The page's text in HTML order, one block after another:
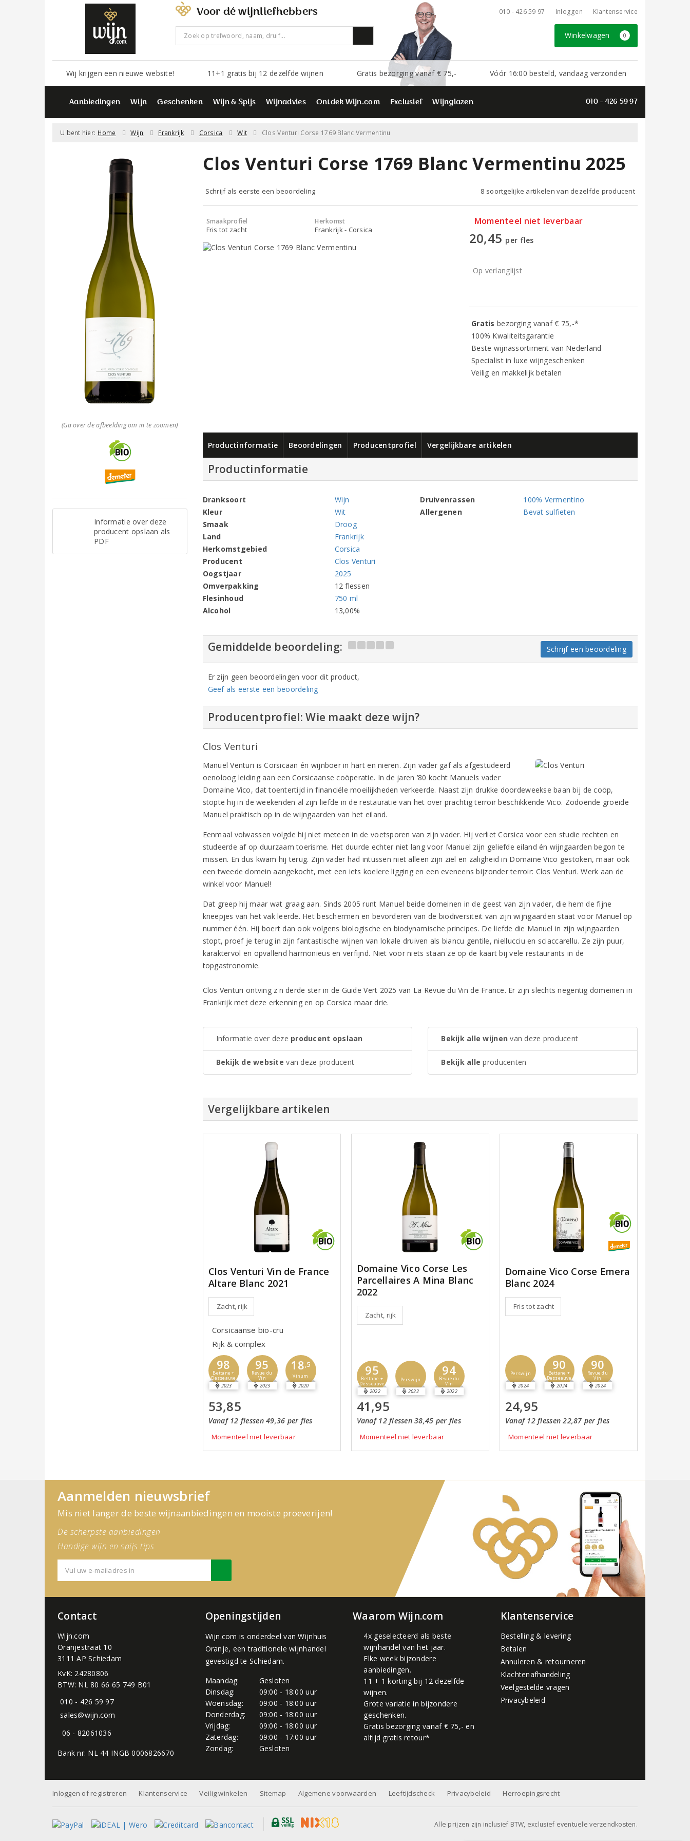
Voor dé wijnliefhebbers 010 - 426 59 97 Inloggen Klantenservice
Winkelwagen 0
Wij krijgen een nieuwe website! 11+1 gratis bij 12 dezelfde wijnen Gratis bezorging vanaf € 75,- Vóór 16:00 besteld, vandaag verzonden
Aanbiedingen Wijn Geschenken Wijn & Spijs Wijnadvies Ontdek Wijn.com Exclusief Wijnglazen 010 - 426 59 97
U bent hier: Home Wijn Frankrijk Corsica Wit Clos Venturi Corse 1769 Blanc Vermentinu
(Ga over de afbeelding om in te zoomen)
Informatie over deze
producent opslaan als
PDF
Clos Venturi Corse 1769 Blanc Vermentinu 2025
Schrijf als eerste een beoordeling 8 soortgelijke artikelen van dezelfde producent
Smaakprofiel
Fris tot zacht
Herkomst
Frankrijk - Corsica
Momenteel niet leverbaar
20,45 per fles
Op verlanglijst
Gratisbezorging vanaf € 75,-*
100% Kwaliteitsgarantie
Beste wijnassortiment van Nederland
Specialist in luxe wijngeschenken
Veilig en makkelijk betalen
Productinformatie Beoordelingen Producentprofiel Vergelijkbare artikelen
Productinformatie
Dranksoort
Wijn
Kleur
Wit
Smaak
Droog
Land
Frankrijk
Herkomstgebied
Corsica
Producent
Clos Venturi
Oogstjaar
2025
Omverpakking
12 flessen
Flesinhoud
750 ml
Alcohol
13,00%
Druivenrassen
100% Vermentino
Allergenen
Bevat sulfieten
Gemiddelde beoordeling: Schrijf een beoordeling
Er zijn geen beoordelingen voor dit product,
Geef als eerste een beoordeling
Producentprofiel: Wie maakt deze wijn?
Clos Venturi
Manuel Venturi is Corsicaan én wijnboer in hart en nieren. Zijn vader gaf als afgestudeerd
oenoloog leiding aan een Corsicaanse coöperatie. In de jaren ’80 kocht Manuels vader
Domaine Vico, dat toentertijd in financiële moeilijkheden verkeerde. Naast zijn drukke doordeweekse baan bij de coöp,
stopte hij in de weekenden al zijn liefde in de restauratie van het over prachtig terroir beschikkende Vico. Zodoende groeide
Manuel praktisch op in de wijngaarden van het eiland.
Eenmaal volwassen volgde hij niet meteen in de voetsporen van zijn vader. Hij verliet Corsica voor een studie rechten en
studeerde af op duurzaam toerisme. Het duurde echter niet lang voor Manuel zijn geliefde eiland én wijngaarden begon te
missen. En dus kwam hij terug. Zijn vader had intussen niet alleen zijn ziel en zaligheid in Domaine Vico gestoken, maar ook
een tweede domein aangekocht, met een iets koelere ligging en een eveneens bijzonder terroir: Clos Venturi. Werk aan de
winkel voor Manuel!
Dat greep hij maar wat graag aan. Sinds 2005 runt Manuel beide domeinen in de geest van zijn vader, die hem de fijne
kneepjes van het vak leerde. Het beschermen en bevorderen van de biodiversiteit van zijn wijngaarden staat voor Manuel op
nummer één. Hij boert dan ook volgens biologische en biodynamische principes. De liefde die Manuel in zijn wijngaarden
stopt, proef je terug in zijn fantastische wijnen van lokale druiven als biancu gentile, niellucciu en sciaccarellu. Ze zijn puur,
karaktervol en opvallend harmonieus en verfijnd. Niet voor niets staan ze op de kaart bij vele restaurants in de
topgastronomie.
Clos Venturi ontving z'n derde ster in de Guide Vert 2025 van La Revue du Vin de France. Er zijn slechts negentig domeinen in
Frankrijk met deze erkenning en op Corsica maar drie.
Informatie over deze producent opslaan
Bekijk de website van deze producent
Bekijk alle wijnen van deze producent
Bekijk alle producenten
Vergelijkbare artikelen
Clos Venturi Vin de France
Altare Blanc 2021
Zacht, rijk
Corsicaanse bio-cru
Rijk & complex
98
Bettane +
Desseauve
2023
95
Revue du
Vin
2023
18,5
Vinum
2020
53,85
Vanaf 12 flessen 49,36 per fles
Momenteel niet leverbaar
Domaine Vico Corse Les
Parcellaires A Mina Blanc
2022
Zacht, rijk
95
Bettane +
Desseauve
2022
Perswijn
2022
94
Revue du
Vin
2022
41,95
Vanaf 12 flessen 38,45 per fles
Momenteel niet leverbaar
Domaine Vico Corse Emera
Blanc 2024
Fris tot zacht
Perswijn
2024
90
Bettane +
Desseauve
2024
90
Revue du
Vin
2024
24,95
Vanaf 12 flessen 22,87 per fles
Momenteel niet leverbaar
Aanmelden nieuwsbrief
Mis niet langer de beste wijnaanbiedingen en mooiste proeverijen!
De scherpste aanbiedingen
Handige wijn en spijs tips
Contact
Wijn.com
Oranjestraat 10
3111 AP Schiedam
KvK: 24280806
BTW: NL 80 66 65 749 B01
010 - 426 59 97
sales@wijn.com
06 - 82061036
Bank nr: NL 44 INGB 0006826670
Openingstijden
Wijn.com is onderdeel vanWijnhuis
Oranje, een traditionele wijnhandel
gevestigd te Schiedam.
Maandag:
Gesloten
Dinsdag:
09:00 - 18:00 uur
Woensdag:
09:00 - 18:00 uur
Donderdag:
09:00 - 18:00 uur
Vrijdag:
09:00 - 18:00 uur
Zaterdag:
09:00 - 17:00 uur
Zondag:
Gesloten
Waarom Wijn.com
4x geselecteerd als beste
wijnhandel van het jaar.
Elke week bijzondere
aanbiedingen.
11 + 1 korting bij 12 dezelfde
wijnen.
Grote variatie in bijzondere
geschenken.
Gratis bezorging vanaf € 75,- en
altijd gratis retour*
Klantenservice
Bestelling & levering
Betalen
Annuleren & retourneren
Klachtenafhandeling
Veelgestelde vragen
Privacybeleid
Inloggen of registreren Klantenservice Veilig winkelen Sitemap Algemene voorwaarden Leeftijdscheck Privacybeleid Herroepingsrecht
Alle prijzen zijn inclusief BTW, exclusief eventuele verzendkosten.